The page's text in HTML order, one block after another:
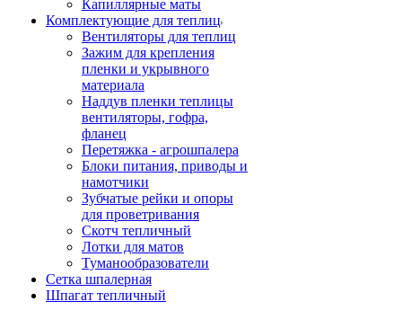
Капиллярные маты
Комплектующие для теплиц
Вентиляторы для теплиц
Зажим для крепления
пленки и укрывного
материала
Наддув пленки теплицы
вентиляторы, гофра,
фланец
Перетяжка - агрошпалера
Блоки питания, приводы и
намотчики
Зубчатые рейки и опоры
для проветривания
Скотч тепличный
Лотки для матов
Туманообразователи
Сетка шпалерная
Шпагат тепличный